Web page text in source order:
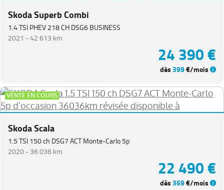
Skoda Superb Combi
1.4 TSI PHEV 218 CH DSG6 BUSINESS
2021 -42 613 km
24 390 €
dès399€/mois
VENTE EN COURS
Skoda Scala
1.5 TSI 150 ch DSG7 ACT Monte-Carlo 5p
2020 -36 036 km
22 490 €
dès369€/mois